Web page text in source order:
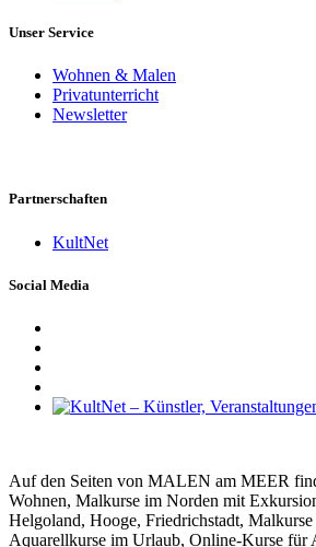
Unser Service
Wohnen & Malen
Privatunterricht
Newsletter
Partnerschaften
KultNet
Social Media
Auf den Seiten von MALEN am MEER
Wohnen, Malkurse im Norden mit
Helgoland, Hooge, Friedrichstadt,
Aquarellkurse im Urlaub, Online-Kurse für